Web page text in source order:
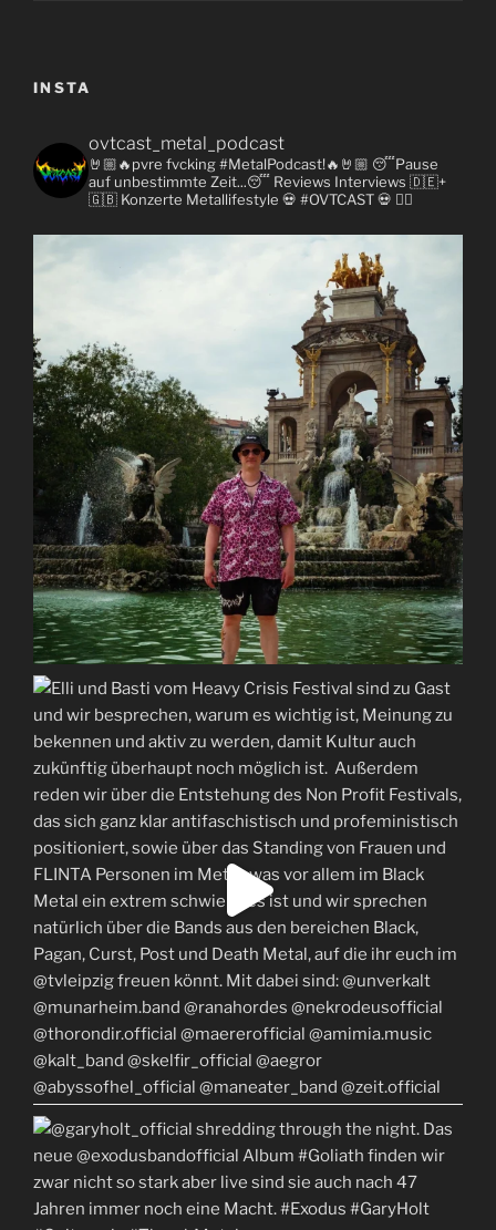
INSTA
ovtcast_metal_podcast
🤘🏼🔥pvre fvcking #MetalPodcast!🔥🤘🏼 😴Pause
auf unbestimmte Zeit...😴 Reviews Interviews 🇩🇪+
🇬🇧 Konzerte Metallifestyle 💀 #OVTCAST 💀 👇🏼